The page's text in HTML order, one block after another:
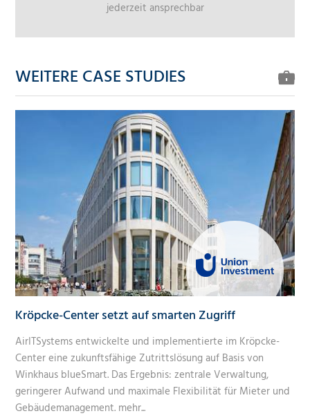
jederzeit ansprechbar
WEITERE CASE STUDIES
Kröpcke-Center setzt auf smarten Zugriff
AirITSystems entwickelte und implementierte im Kröpcke-
Center eine zukunftsfähige Zutrittslösung auf Basis von
Winkhaus blueSmart. Das Ergebnis: zentrale Verwaltung,
geringerer Aufwand und maximale Flexibilität für Mieter und
Gebäudemanagement. mehr...